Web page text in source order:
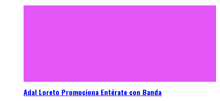
Adal Loreto Promociona Entérate con Banda